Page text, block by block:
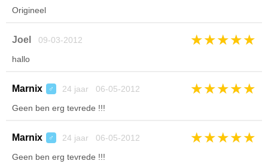
Origineel
Joel 09-03-2012 ★★★★★
hallo
Marnix ♂ 24 jaar 06-05-2012 ★★★★★
Geen ben erg tevrede !!!
Marnix ♂ 24 jaar 06-05-2012 ★★★★★
Geen ben erg tevrede !!!